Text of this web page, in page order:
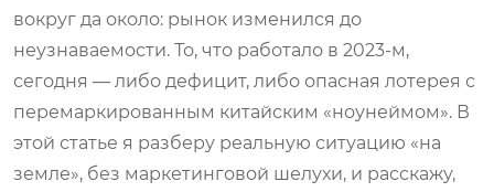
вокруг да около: рынок изменился до
неузнаваемости. То, что работало в 2023-м,
сегодня — либо дефицит, либо опасная лотерея с
перемаркированным китайским «ноунеймом». В
этой статье я разберу реальную ситуацию «на
земле», без маркетинговой шелухи, и расскажу,